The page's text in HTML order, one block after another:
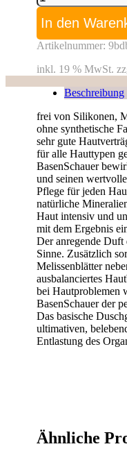
Duschgel®
100
ml
Menge
In den
Artikelnummer:
inkl. 19 % MwSt.
Beschreibung
frei von Silikonen,
ohne synthetische
sehr gute
für alle Hauttypen
BasenSchauer
und seinen
Pflege für jeden
natürliche
Haut intensiv und
mit dem Ergebnis
Der anregende Duft
Sinne. Zusätzlich
Melissenblätter
ausbalanciertes
bei Hautproblemen
BasenSchauer der
Das basische
ultimativen,
Entlastung des
Ähnliche